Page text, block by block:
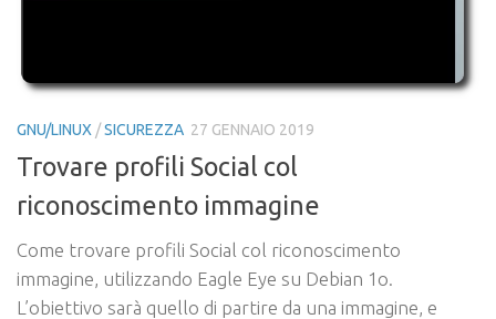
GNU/LINUX /SICUREZZA 27 GENNAIO 2019
Trovare profili Social col
riconoscimento immagine
Come trovare profili Social col riconoscimento
immagine, utilizzando Eagle Eye su Debian 1o.
L’obiettivo sarà quello di partire da una immagine, e